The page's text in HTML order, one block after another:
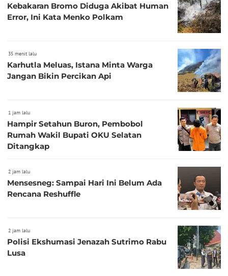
Kebakaran Bromo Diduga Akibat Human
Error, Ini Kata Menko Polkam
35 menit lalu
Karhutla Meluas, Istana Minta Warga
Jangan Bikin Percikan Api
1 jam lalu
Hampir Setahun Buron, Pembobol
Rumah Wakil Bupati OKU Selatan
Ditangkap
2 jam lalu
Mensesneg: Sampai Hari Ini Belum Ada
Rencana Reshuffle
2 jam lalu
Polisi Ekshumasi Jenazah Sutrimo Rabu
Lusa